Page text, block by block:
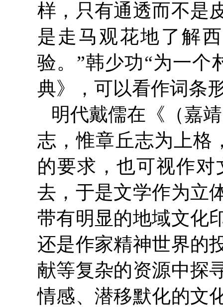
样，只有通透而不是
是走马观花地了解
验。”韩少功“为一个
典》，可以看作词条
明代戴儒在《（嘉
志，惟章丘志为上格
的要求，也可视作
去，于是文学作为立
带有明显的地域文化
还是作家精神世界的
献等复杂的资源中探
情感、潜移默化的文